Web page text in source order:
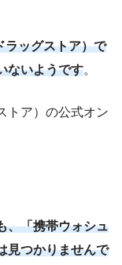
ラッグストア）で
ないようです。
トア）の公式オン
、「携帯ウォシュ
見つかりませんで